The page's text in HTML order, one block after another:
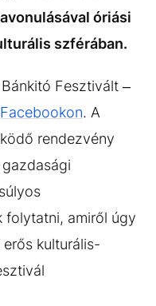
óriási
szférában.
Fesztivált –
Facebookon. A
rendezvény
folytatni, amiről úgy
kulturális-